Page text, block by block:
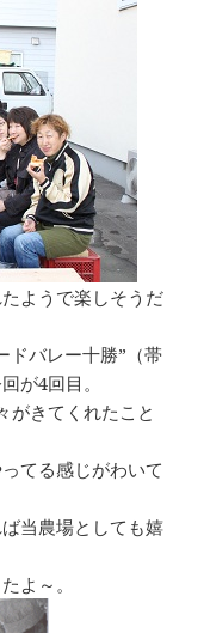
ようで楽しそうだ
ドバレー十勝”（帯
が4回目。
がきてくれたこと
てる感じがわいて
当農場としても嬉
よ～。